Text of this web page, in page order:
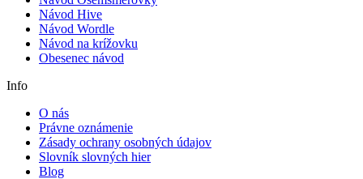
Návod Hive
Návod Wordle
Návod na krížovku
Obesenec návod
Info
O nás
Právne oznámenie
Zásady ochrany osobných údajov
Slovník slovných hier
Blog